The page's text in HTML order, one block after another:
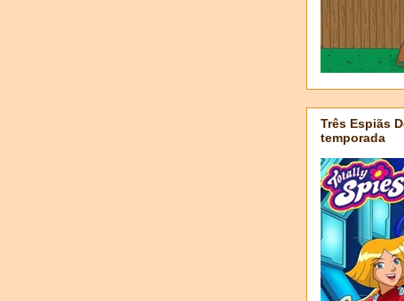
Três Espiãs
temporada